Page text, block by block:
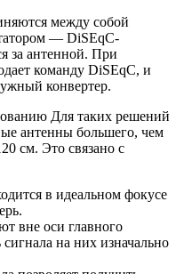
между собой
— DiSEqC-
за антенной. При
команду DiSEqC, и
конвертер.
Для таких решений
антенны большего, чем
см. Это связано с
в идеальном фокусе
вне оси главного
сигнала на них изначально